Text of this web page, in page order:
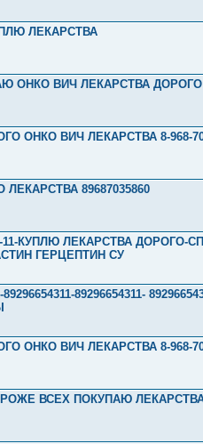
ЛЕКАРСТВА
ОНКО ВИЧ ЛЕКАРСТВА ДОРОГО
ОНКО ВИЧ ЛЕКАРСТВА 8-968-
89687035860
11-КУПЛЮ ЛЕКАРСТВА
ГЕРЦЕПТИН СУ
89296654311-89296654311-
ОНКО ВИЧ ЛЕКАРСТВА 8-968-
ВСЕХ ПОКУПАЮ